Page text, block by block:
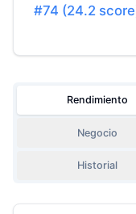
#74 (24.2
Rendimiento
Negocio
Historial